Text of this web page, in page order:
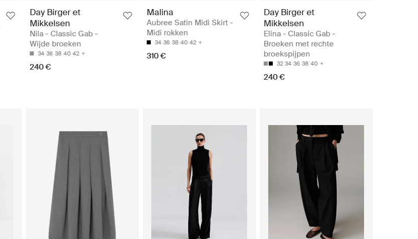
Day Birger et
Mikkelsen
Nila - Classic Gab -
Wijde broeken
34 36 38 40 42
240 €
Malina
Aubree Satin Midi Skirt -
Midi rokken
34 36 38 40 42
310 €
Day Birger et
Mikkelsen
Elina - Classic Gab -
Broeken met rechte
broekspijpen
32 34 36 38 40
240 €